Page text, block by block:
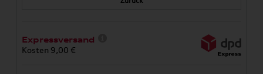
Expressversand
Kosten 9,00 €